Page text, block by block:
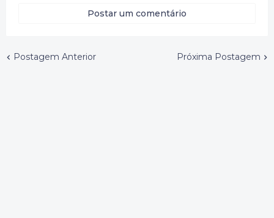
Postar um comentário
Postagem Anterior Próxima Postagem